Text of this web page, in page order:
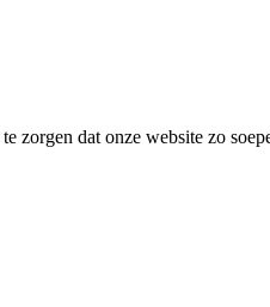
zorgen dat onze website zo